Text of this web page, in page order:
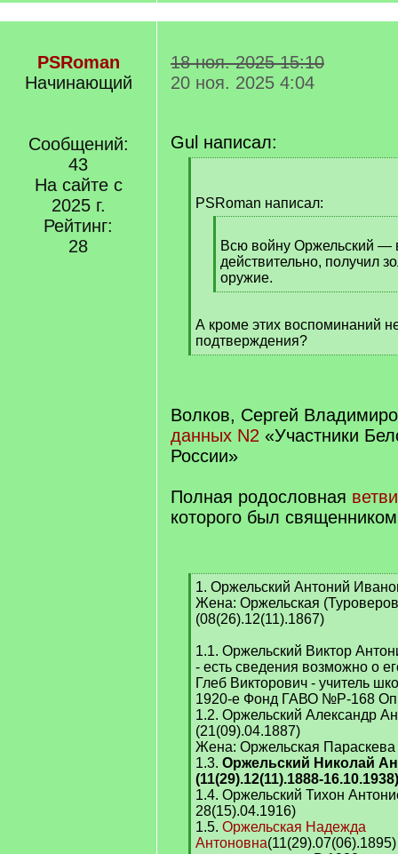
PSRoman
Начинающий
Сообщений:
43
На сайте с
2025 г.
Рейтинг:
28
18 ноя. 2025 15:10
20 ноя. 2025 4:04
Gul написал:
]PSRoman написал:
q
]
Всю войну Оржельский —
действительно, получил
оружие.
[
q
]
А кроме этих воспоминаний
подтверждения?
[
Волков, Сергей
данных N2 «Участники
России»
Полная родословная
которого был
[
q
]
1. Оржельский Антоний
Жена: Оржельская
(08(26).12(11).1867)
1.1. Оржельский Виктор
- есть сведения возможно о
Глеб Викторович - учитель
1920-е Фонд ГАВО №Р-168
1.2. Оржельский Александр
(21(09).04.1887)
Жена: Оржельская
1.3. Оржельский Николай
(11(29).12(11).1888-16.10.1938)
1.4. Оржельский Тихон
28(15).04.1916)
1.5. Оржельская Надежда
Антоновна